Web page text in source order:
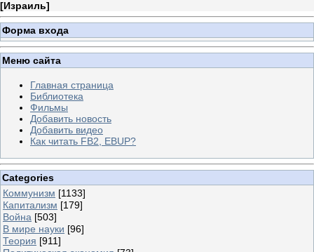
[Израиль]
Форма входа
Меню сайта
Главная страница
Библиотека
Фильмы
Добавить новость
Добавить видео
Как читать FB2, EBUP?
Categories
Коммунизм [1133]
Капитализм [179]
Война [503]
В мире науки [96]
Теория [911]